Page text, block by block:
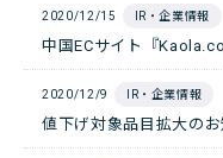
2020/12/15 IR・企業情報
中国ECサイト『
2020/12/9 IR・企業情報
値下げ対象品目拡大のお